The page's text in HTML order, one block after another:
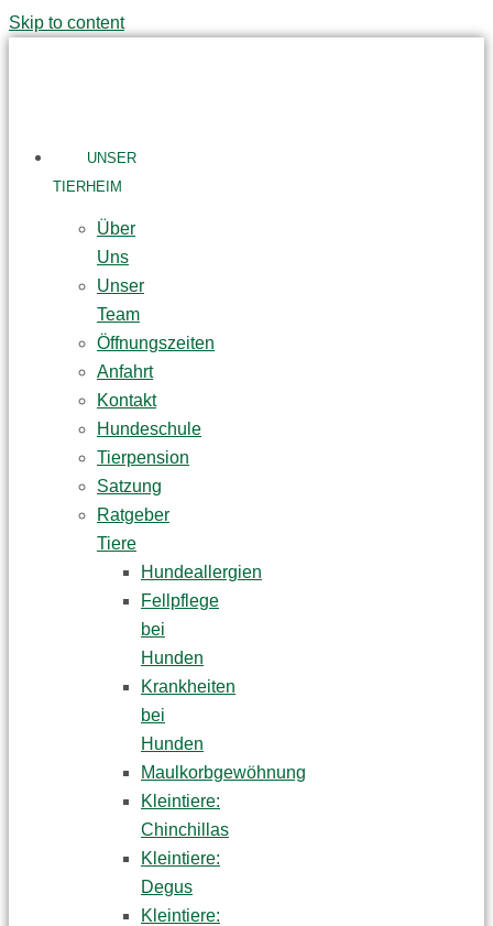
Skip to content
UNSER
TIERHEIM
Über
Uns
Unser
Team
Öffnungszeiten
Anfahrt
Kontakt
Hundeschule
Tierpension
Satzung
Ratgeber
Tiere
Hundeallergien
Fellpflege
bei
Hunden
Krankheiten
bei
Hunden
Maulkorbgewöhnung
Kleintiere:
Chinchillas
Kleintiere:
Degus
Kleintiere: